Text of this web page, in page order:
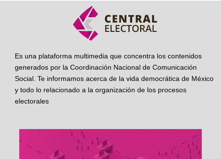
Es una plataforma multimedia que concentra los contenidos
generados por la Coordinación Nacional de Comunicación
Social. Te informamos acerca de la vida democrática de México
y todo lo relacionado a la organización de los procesos
electorales